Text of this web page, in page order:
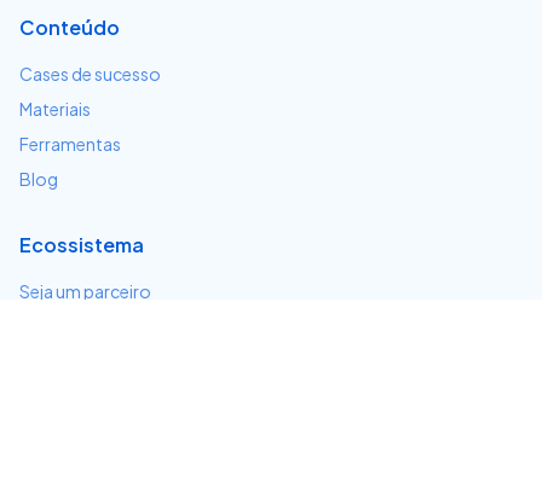
Conteúdo
Cases de sucesso
Materiais
Ferramentas
Blog
Ecossistema
Seja um parceiro